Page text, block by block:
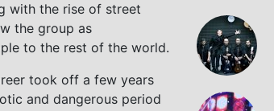
with the rise of street
the group as
to the rest of the world.
took off a few years
and dangerous period